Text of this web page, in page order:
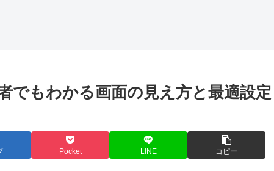
でもわかる画面の見え方と最適設定
Pocket LINE コピー